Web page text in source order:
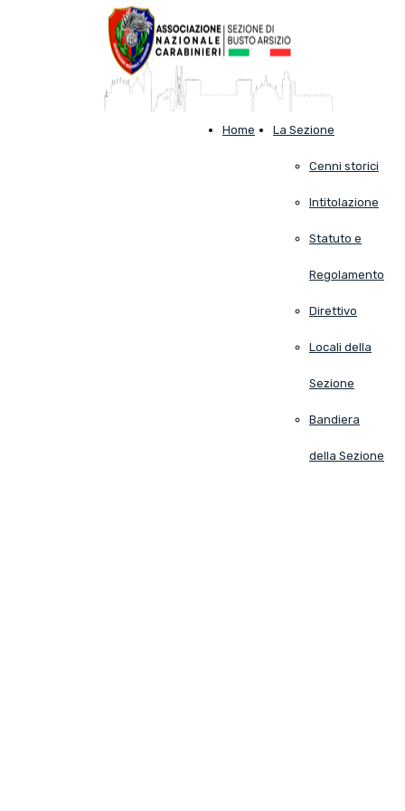
Home La Sezione
Cenni storici
Intitolazione
Statuto e
Regolamento
Direttivo
Locali della
Sezione
Bandiera
della Sezione